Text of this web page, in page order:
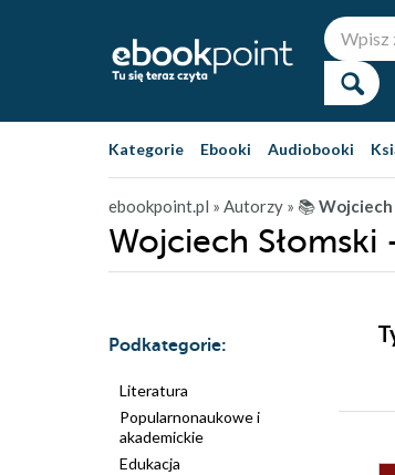
Kategorie Ebooki Audiobooki
ebookpoint.pl » Autorzy » 📚Wojciech
Wojciech
Podkategorie:
Literatura
Popularnonaukowe i
akademickie
Edukacja